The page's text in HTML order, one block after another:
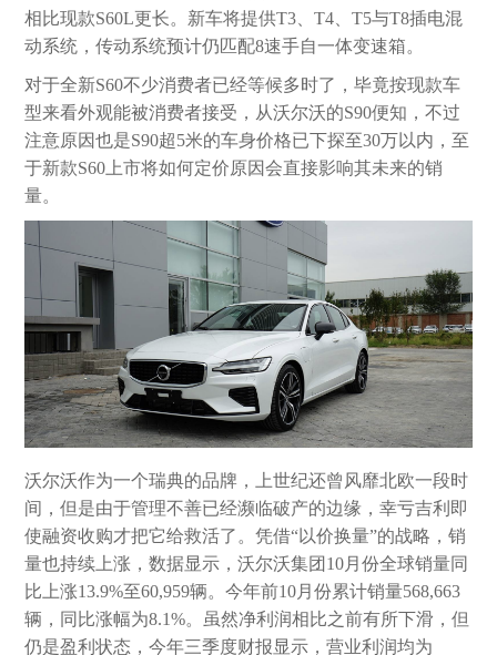
相比现款S60L更长。新车将提供T3、T4、T5与T8插电混
动系统，传动系统预计仍匹配8速手自一体变速箱。
对于全新S60不少消费者已经等候多时了，毕竟按现款车
型来看外观能被消费者接受，从沃尔沃的S90便知，不过
注意原因也是S90超5米的车身价格已下探至30万以内，至
于新款S60上市将如何定价原因会直接影响其未来的销
量。
沃尔沃作为一个瑞典的品牌，上世纪还曾风靡北欧一段时
间，但是由于管理不善已经濒临破产的边缘，幸亏吉利即
使融资收购才把它给救活了。凭借“以价换量”的战略，销
量也持续上涨，数据显示，沃尔沃集团10月份全球销量同
比上涨13.9%至60,959辆。今年前10月份累计销量568,663
辆，同比涨幅为8.1%。虽然净利润相比之前有所下滑，但
仍是盈利状态，今年三季度财报显示，营业利润均为